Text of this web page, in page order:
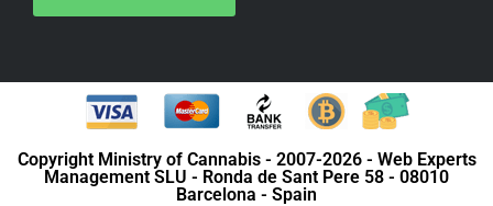
Copyright Ministry of Cannabis - 2007-2026 - Web Experts
Management SLU - Ronda de Sant Pere 58 - 08010
Barcelona - Spain